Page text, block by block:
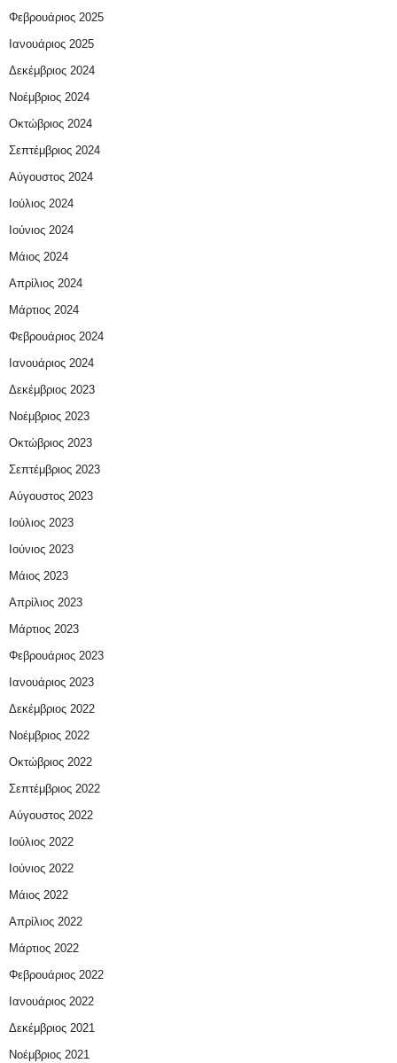
Φεβρουάριος 2025
Ιανουάριος 2025
Δεκέμβριος 2024
Νοέμβριος 2024
Οκτώβριος 2024
Σεπτέμβριος 2024
Αύγουστος 2024
Ιούλιος 2024
Ιούνιος 2024
Μάιος 2024
Απρίλιος 2024
Μάρτιος 2024
Φεβρουάριος 2024
Ιανουάριος 2024
Δεκέμβριος 2023
Νοέμβριος 2023
Οκτώβριος 2023
Σεπτέμβριος 2023
Αύγουστος 2023
Ιούλιος 2023
Ιούνιος 2023
Μάιος 2023
Απρίλιος 2023
Μάρτιος 2023
Φεβρουάριος 2023
Ιανουάριος 2023
Δεκέμβριος 2022
Νοέμβριος 2022
Οκτώβριος 2022
Σεπτέμβριος 2022
Αύγουστος 2022
Ιούλιος 2022
Ιούνιος 2022
Μάιος 2022
Απρίλιος 2022
Μάρτιος 2022
Φεβρουάριος 2022
Ιανουάριος 2022
Δεκέμβριος 2021
Νοέμβριος 2021